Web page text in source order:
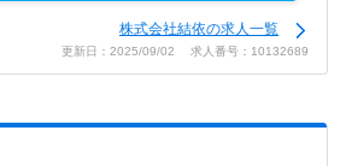
株式会社結依の求人一覧
更新日：2025/09/02 求人番号：10132689